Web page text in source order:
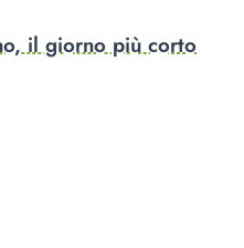
il giorno più corto